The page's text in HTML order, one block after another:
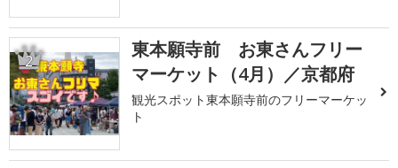
2
東本願寺前 お東さんフリー
マーケット（4月）／京都府
観光スポット東本願寺前のフリーマーケッ
ト